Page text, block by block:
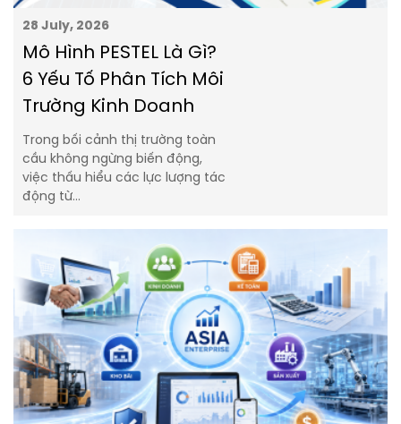
28 July, 2026
Mô Hình PESTEL Là Gì?
6 Yếu Tố Phân Tích Môi
Trường Kinh Doanh
Trong bối cảnh thị trường toàn
cầu không ngừng biến động,
việc thấu hiểu các lực lượng tác
động từ…